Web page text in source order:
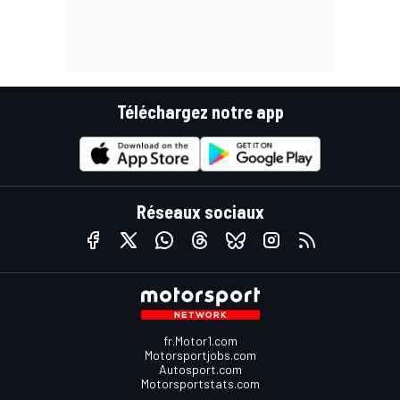
Téléchargez notre app
Réseaux sociaux
fr.Motor1.com
Motorsportjobs.com
Autosport.com
Motorsportstats.com